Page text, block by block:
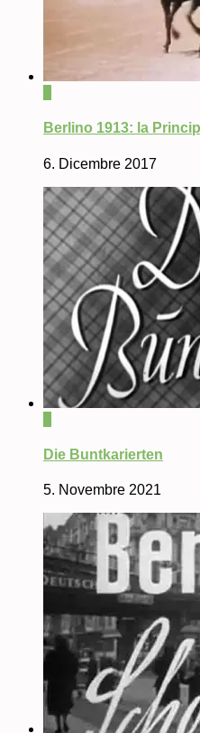
Berlino 1913: la
6. Dicembre 2017
Die Buntkarierten
5. Novembre 2021